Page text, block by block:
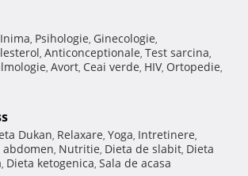
Inima, Psihologie, Ginecologie,
, Anticonceptionale, Test sarcina,
, Avort, Ceai verde, HIV, Ortopedie,
Dukan, Relaxare, Yoga, Intretinere,
abdomen, Nutritie, Dieta de slabit, Dieta
, Dieta ketogenica, Sala de acasa